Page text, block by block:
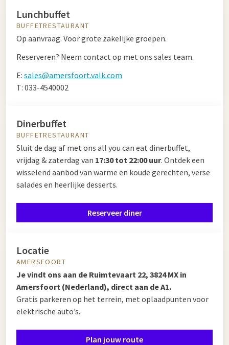
Lunchbuffet
BUFFETRESTAURANT
Op aanvraag. Voor grote zakelijke groepen.
Reserveren? Neem contact op met ons sales team.
E: sales@amersfoort.valk.com
T: 033-4540002
Dinerbuffet
BUFFETRESTAURANT
Sluit de dag af met ons all you can eat dinerbuffet,
vrijdag & zaterdag van 17:30 tot 22:00 uur. Ontdek een
wisselend aanbod van warme en koude gerechten, verse
salades en heerlijke desserts.
Reserveer diner
Locatie
AMERSFOORT
Je vindt ons aan de Ruimtevaart 22, 3824 MX in
Amersfoort (Nederland), direct aan de A1.
Gratis parkeren op het terrein, met oplaadpunten voor
elektrische auto’s.
Plan jouw route